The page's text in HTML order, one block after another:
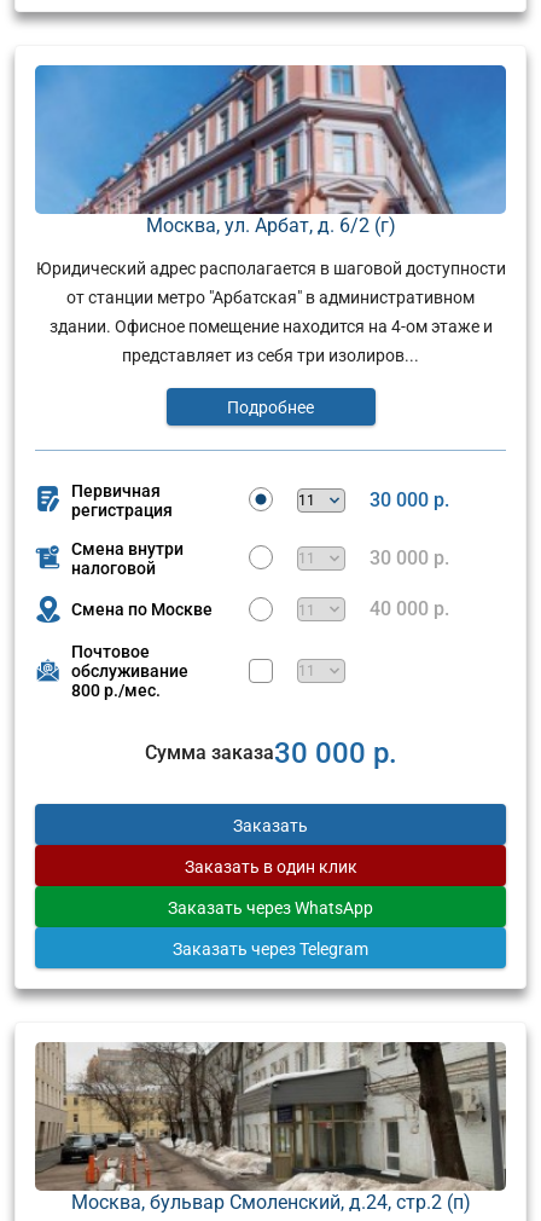
Москва, ул. Арбат, д. 6/2 (г)
Юридический адрес располагается в шаговой доступности
от станции метро "Арбатская" в административном
здании. Офисное помещение находится на 4-ом этаже и
представляет из себя три изолиров...
Подробнее
Первичная
регистрация
30 000 р.
Смена внутри
налоговой
30 000 р.
Смена по Москве 40 000 р.
Почтовое
обслуживание
800 р./мес.
Сумма заказа30 000 р.
Заказать
Заказать в один клик
Заказать через WhatsApp
Заказать через Telegram
Москва, бульвар Смоленский, д.24, стр.2 (п)